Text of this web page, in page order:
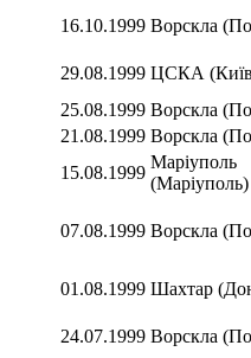
16.10.1999 Ворскла
29.08.1999 ЦСКА
25.08.1999 Ворскла
21.08.1999 Ворскла
15.08.1999
Маріуполь
(Маріуполь)
07.08.1999 Ворскла
01.08.1999 Шахтар
24.07.1999 Ворскла